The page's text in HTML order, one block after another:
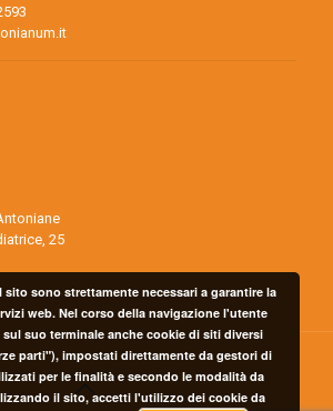
25
sono strettamente necessari a garantire la
web. Nel corso della navigazione l'utente
suo terminale anche cookie di siti diversi
parti"), impostati direttamente da gestori di
per le finalità e secondo le modalità da
il sito, accetti l'utilizzo dei cookie da